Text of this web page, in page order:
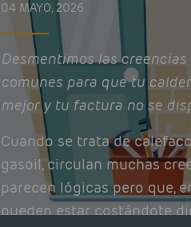
04 MAYO, 2026
Desmentimos las creencias
comunes para que tu
mejor y tu factura no se
Cuando se trata de
gasoil, circulan muchas
parecen lógicas pero que,
pueden estar costándote